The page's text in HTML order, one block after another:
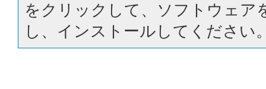
をクリックして、ソフトウェア
し、インストールしてください